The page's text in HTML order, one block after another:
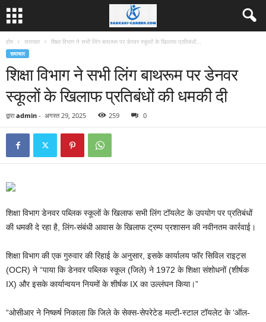
होम समाचार शिक्षा विभाग ने सभी लिंग बाथरूम पर डेनवर स्कूलों के खिलाफ प्रतिबंधों...
समाचार
शिक्षा विभाग ने सभी लिंग बाथरूम पर डेनवर
स्कूलों के खिलाफ प्रतिबंधों की धमकी दी
द्वारा admin - अगस्त 29, 2025 259 0
शिक्षा विभाग डेनवर पब्लिक स्कूलों के खिलाफ सभी लिंग टॉयलेट के उपयोग पर प्रतिबंधों
की धमकी दे रहा है, लिंग-संबंधी आवास के खिलाफ ट्रम्प प्रशासन की नवीनतम कार्रवाई।
शिक्षा विभाग की एक गुरुवार की रिहाई के अनुसार, इसके कार्यालय फॉर सिविल राइट्स
(OCR) ने “पाया कि डेनवर पब्लिक स्कूल (जिले) ने 1972 के शिक्षा संशोधनों (शीर्षक
IX) और इसके कार्यान्वयन नियमों के शीर्षक IX का उल्लंघन किया।”
“ओसीआर ने निष्कर्ष निकाला कि जिले के सेक्स-सेपरेटेड मल्टी-स्टाल टॉयलेट के ‘ऑल-